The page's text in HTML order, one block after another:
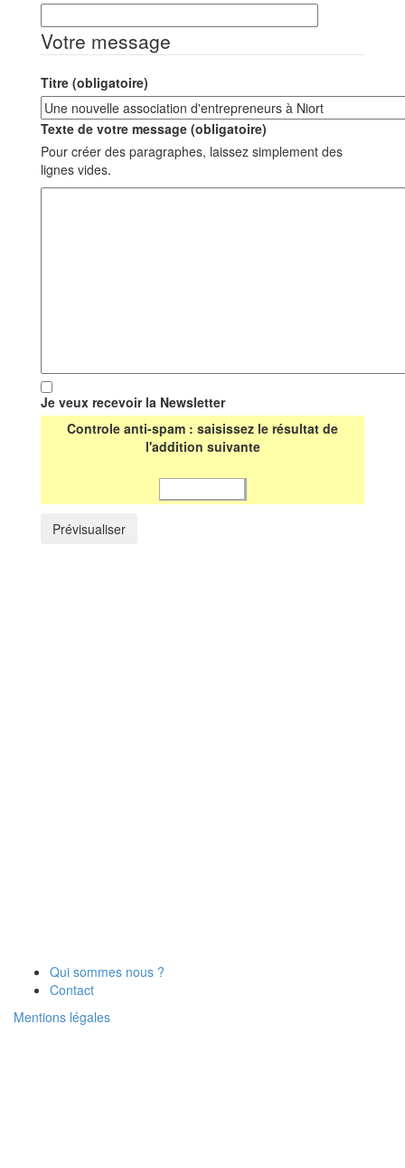
Votre message
Titre (obligatoire)
Texte de votre message (obligatoire)
Pour créer des paragraphes, laissez simplement des
lignes vides.
Je veux recevoir la Newsletter
Controle anti-spam : saisissez le résultat de
l'addition suivante
Qui sommes nous ?
Contact
Mentions légales